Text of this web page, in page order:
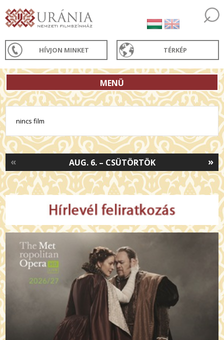
HÍVJON MINKET TÉRKÉP
MENÜ
nincs film
»
AUG. 6. – CSÜTÖRTÖK
«